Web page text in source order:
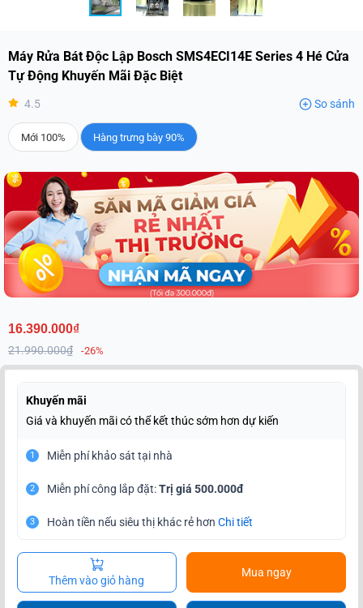
Máy Rửa Bát Độc Lập Bosch SMS4ECI14E Series 4 Hé Cửa
Tự Động Khuyến Mãi Đặc Biệt
4.5 So sánh
Mới 100% Hàng trưng bày 90%
16.390.000₫
21.990.000₫ -26%
Khuyến mãi
Giá và khuyến mãi có thể kết thúc sớm hơn dự kiến
1 Miễn phí khảo sát tại nhà
2 Miễn phí công lắp đặt:Trị giá 500.000đ
3 Hoàn tiền nếu siêu thị khác rẻ hơn Chi tiết
Thêm vào giỏ hàng
Mua ngay